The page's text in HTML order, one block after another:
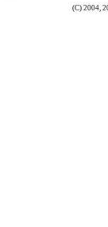
(C) 2004,